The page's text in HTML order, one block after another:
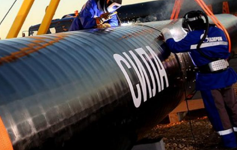
Paip Salutan Dalaman
Epoksi
Paip dan Pemasangan
PTFE Berbaris
A369
Paip Keluli Aloi ASTM
A250
Paip Keluli Aloi ASTM
A556
Paip Dandang Keluli